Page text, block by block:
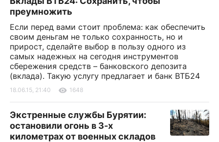
преумножить
Если перед вами стоит проблема: как обеспечить
своим деньгам не только сохранность, но и
прирост, сделайте выбор в пользу одного из
самых надежных на сегодня инструментов
сбережения средств – банковского депозита
(вклада). Такую услугу предлагает и банк ВТБ24
18.06.15, 21:40 1648
Экстренные службы Бурятии:
остановили огонь в 3-х
километрах от военных складов